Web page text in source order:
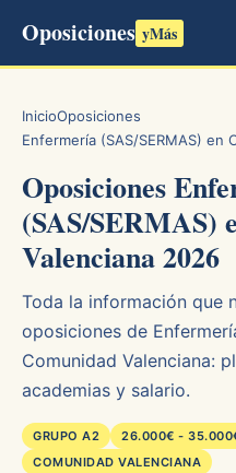
Oposiciones yMás
InicioOposiciones
Enfermería (SAS/SERMAS) en
Oposiciones
(SAS/SERMAS)
Valenciana 2026
Toda la información que
oposiciones de
Comunidad Valenciana:
academias y salario.
GRUPO A2 26.000€ -
COMUNIDAD VALENCIANA